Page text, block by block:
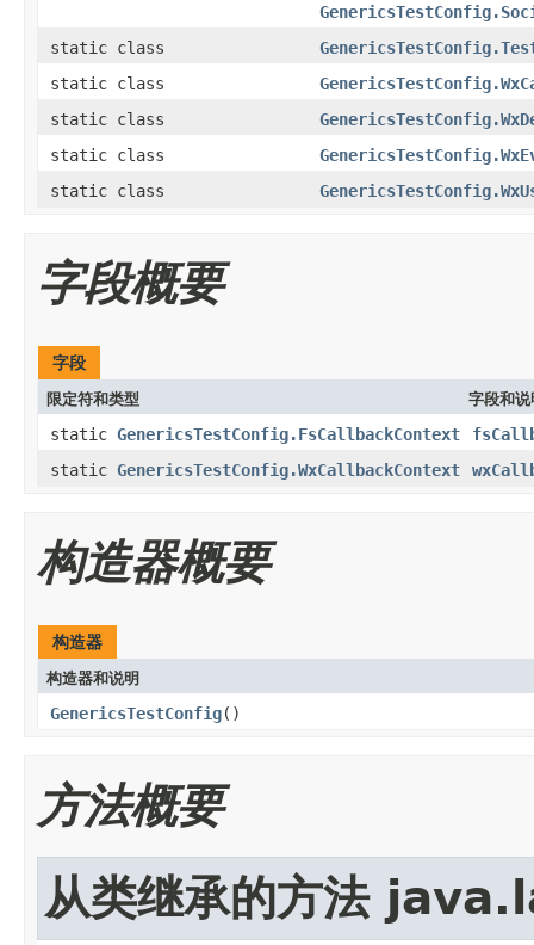
static class
static class
static class
static class
static class
字段概要
字段
限定符和类型 字段和说
static GenericsTestConfig.FsCallbackContext
static GenericsTestConfig.WxCallbackContext
构造器概要
构造器
构造器和说明
GenericsTestConfig()
方法概要
从类继承的方法